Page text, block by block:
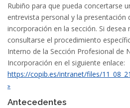
Rubiño para que pueda concertarse
entrevista personal y la presentación
incorporación en la sección. Si
consultarse el procedimiento
Interno de la Sección Profesional de
Incorporación en el siguiente enlace:
https://copib.es/intranet/files/
Antecedentes